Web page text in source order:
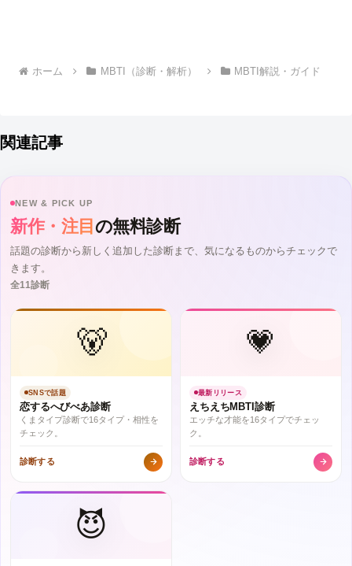
ホーム MBTI（診断・解析） MBTI解説・ガイド
関連記事
NEW & PICK UP
新作・注目 の無料診断
話題の診断から新しく追加した診断まで、気になるものからチェックで
きます。
全11診断
🐻
SNSで話題
恋するへびべあ診断
くまタイプ診断で16タイプ・相性を
チェック。
診断する
💗
最新リリース
えちえちMBTI診断
エッチな才能を16タイプでチェッ
ク。
診断する
😈